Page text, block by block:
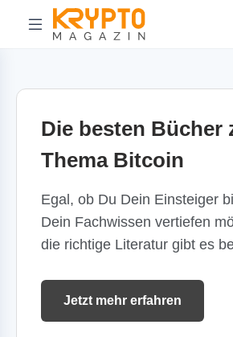
Die besten Bücher
Thema Bitcoin
Egal, ob Du Dein Einsteiger
Dein Fachwissen vertiefen
die richtige Literatur gibt es
Jetzt mehr erfahren